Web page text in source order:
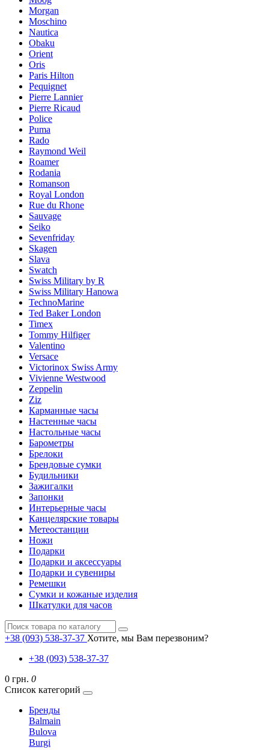
Morgan
Moschino
Nautica
Obaku
Orient
Oris
Paris Hilton
Pequignet
Pierre Lannier
Pierre Ricaud
Police
Puma
Rado
Raymond Weil
Roamer
Rodania
Romanson
Royal London
Rue du Rhone
Sauvage
Seiko
Sevenfriday
Skagen
Slava
Swatch
Swiss Military by R
Swiss Military Hanowa
TechnoMarine
Ted Baker London
Timex
Tommy Hilfiger
Valentino
Versace
Victorinox Swiss Army
Vivienne Westwood
Zeppelin
Ziz
Карманные часы
Настенные часы
Настольные часы
Барометры
Брелоки
Брендовые сумки
Будильники
Зажигалки
Запонки
Интерьерные часы
Канцелярские товары
Метеостанции
Ножи
Подарки
Подарки и аксессуары
Подарки и сувениры
Ремешки
Сумки и кожаные изделия
Шкатулки для часов
+38 (093) 538-37-37 Хотите, мы Вам перезвоним?
+38 (093) 538-37-37
0 грн. 0
Список категорий
Бренды
Balmain
Bulova
Burgi